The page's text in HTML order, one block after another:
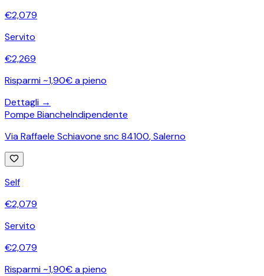
€2,079
Servito
€2,269
Risparmi ~1,90€ a pieno
Dettagli →
Pompe BiancheIndipendente
Via Raffaele Schiavone snc 84100,Salerno
Self
€2,079
Servito
€2,079
Risparmi ~1,90€ a pieno